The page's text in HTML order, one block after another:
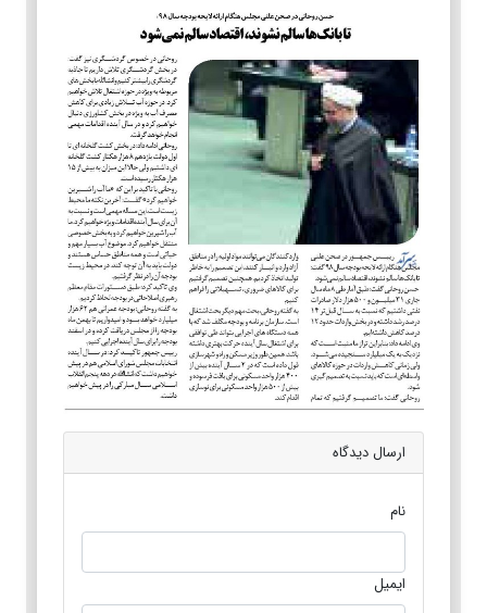
ارسال دیدگاه
نام
ایمیل